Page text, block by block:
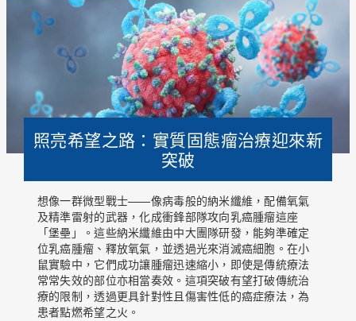
照亮希望之路：實質固態瘤治療迎來新
突破
想像一群微型戰士——像病毒般的納米纖維，配備氧氣
及精準雷射的武器，化成衝鋒部隊攻向乳癌腫瘤這座
「堡壘」。這些納米纖維由中大團隊研發，能夠準確定
位乳癌腫瘤、釋放氧氣，並透過光來消滅癌細胞。在小
鼠實驗中，它們成功讓腫瘤迅速縮小，即使是傳統療法
常常失效的部位亦相當奏效。這項突破有望打破傳統治
療的限制，透過更具針對性且傷害性低的癌症療法，為
患者點燃希望之火。